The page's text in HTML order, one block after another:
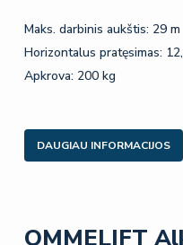
Maks. darbinis aukštis: 29 m
Horizontalus pratęsimas:
Apkrova: 200 kg
DAUGIAU INFORMACIJOS
OMMELIFT